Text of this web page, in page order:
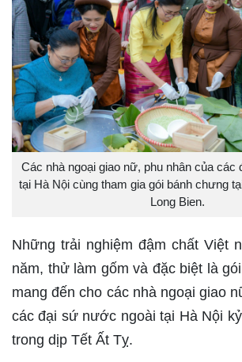
Các nhà ngoại giao nữ, phu nhân của
tại Hà Nội cùng tham gia gói bánh chưng
Long Bien.
Những trải nghiệm đậm chất Việt
năm, thử làm gốm và đặc biệt là
mang đến cho các nhà ngoại giao
các đại sứ nước ngoài tại Hà Nội
trong dịp Tết Ất Tỵ.